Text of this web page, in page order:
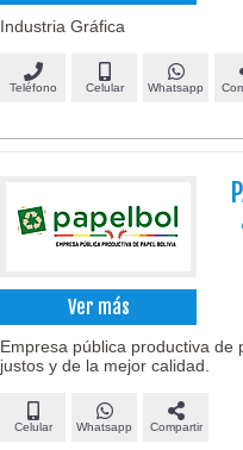
Industria Gráfica
Teléfono Celular Whatsapp
Ver más
Empresa pública productiva de
justos y de la mejor calidad.
Celular Whatsapp Compartir